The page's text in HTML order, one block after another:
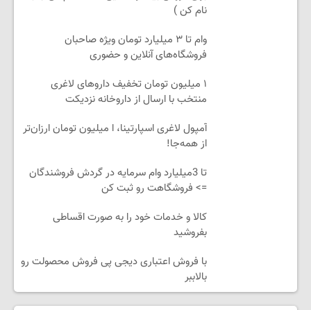
نام کن )
وام تا ۳ میلیارد تومان ویژه صاحبان
فروشگاه‌های آنلاین و حضوری
۱ میلیون تومان تخفیف داروهای لاغری
منتخب با ارسال از داروخانه نزدیکت
آمپول لاغری اسپارتینا، ا میلیون تومان ارزان‌تر
از همه‌جا!
تا 3میلیارد وام سرمایه در گردش فروشندگان
=> فروشگاهت رو ثبت کن
کالا و خدمات خود را به صورت اقساطی
بفروشید
با فروش اعتباری دیجی پی فروش محصولت رو
بالاببر